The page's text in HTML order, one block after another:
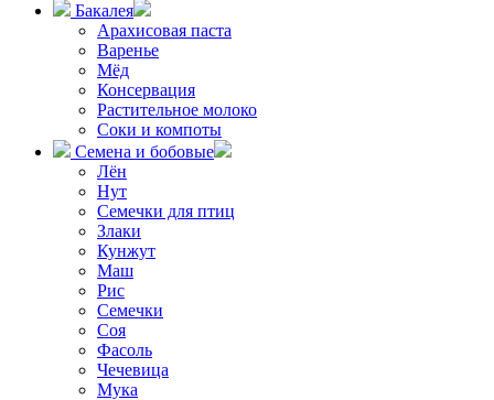
Бакалея
Арахисовая паста
Варенье
Мёд
Консервация
Растительное молоко
Соки и компоты
Семена и бобовые
Лён
Нут
Семечки для птиц
Злаки
Кунжут
Маш
Рис
Семечки
Соя
Фасоль
Чечевица
Мука